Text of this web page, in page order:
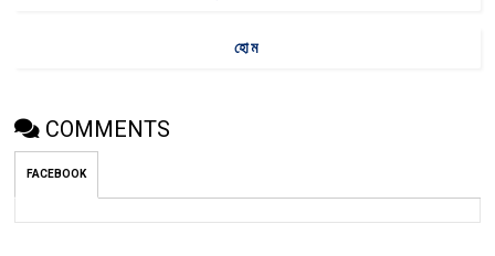
হোম
COMMENTS
FACEBOOK